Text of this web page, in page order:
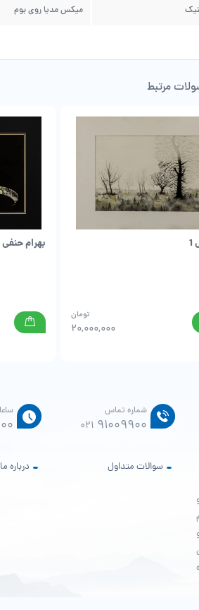
میکس مدیا روی بوم
مرتبط
20,000,000
تومان
بهرام حنفی
شماره تماس
021 91009900
سوالات متداول
9:00
درباره ما